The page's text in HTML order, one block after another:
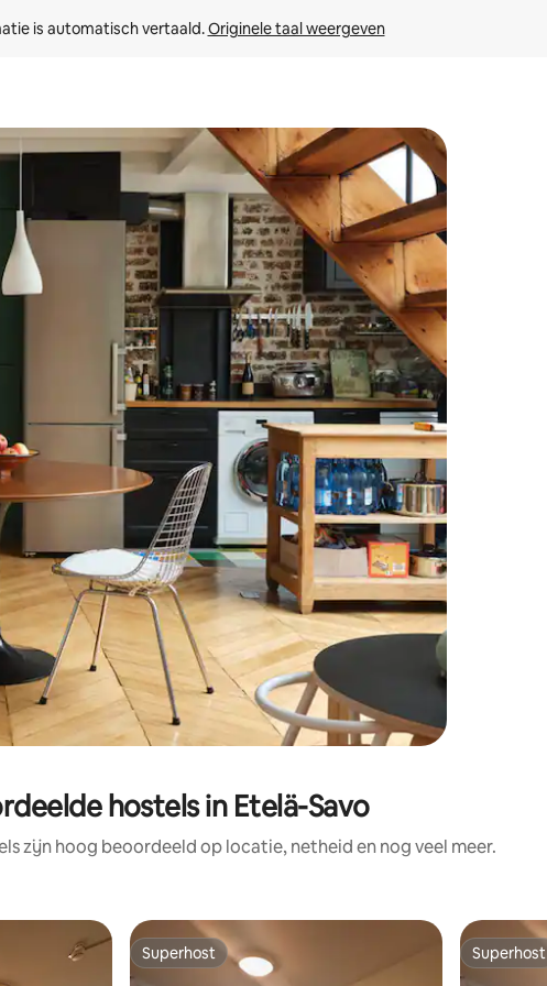
is automatisch vertaald. Originele taal weergeven
pijltjestoetsen omhoog en omlaag, óf door te tikken of swipen.
hostels in Etelä-Savo
zijn hoog beoordeeld op locatie, netheid en nog veel meer.
Superhost
Superhost Superhost
Superhost